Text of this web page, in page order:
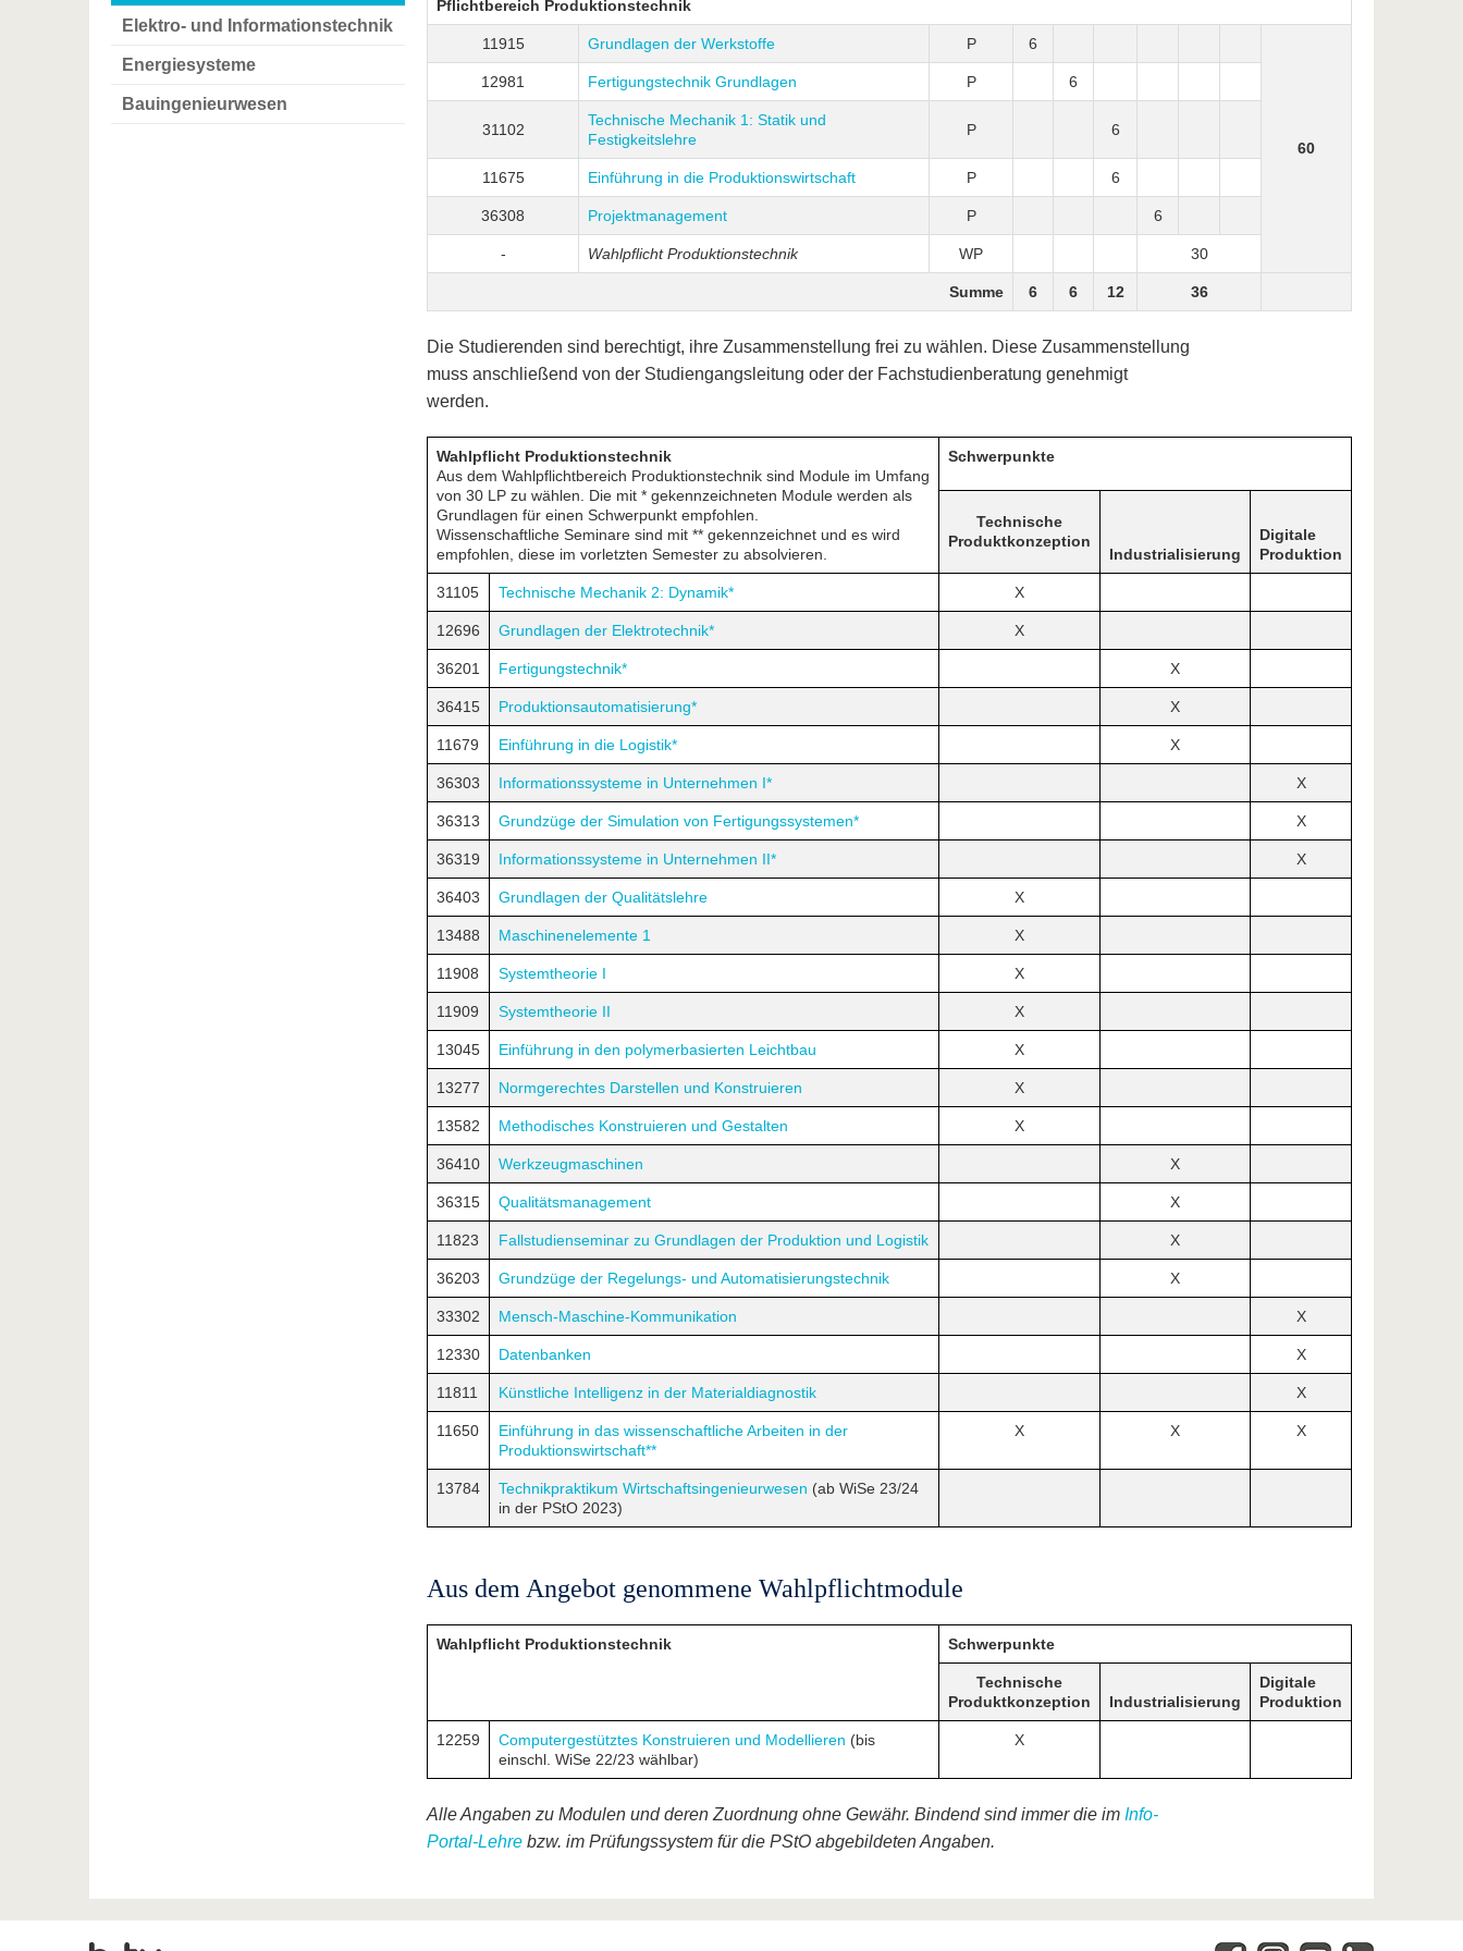
Elektro- und Informationstechnik
Energiesysteme
Bauingenieurwesen
Pflichtbereich Produktionstechnik
11915 Grundlagen der Werkstoffe P 6
60
12981 Fertigungstechnik Grundlagen P 6
31102
Technische Mechanik 1: Statik und
Festigkeitslehre
P 6
11675 Einführung in die Produktionswirtschaft P 6
36308 Projektmanagement P 6
- Wahlpflicht Produktionstechnik WP 30
Summe 6 6 12 36
Die Studierenden sind berechtigt, ihre Zusammenstellung frei zu wählen. Diese Zusammenstellung
muss anschließend von der Studiengangsleitung oder der Fachstudienberatung genehmigt
werden.
Wahlpflicht Produktionstechnik
Aus dem Wahlpflichtbereich Produktionstechnik sind Module im Umfang
von 30 LP zu wählen. Die mit * gekennzeichneten Module werden als
Grundlagen für einen Schwerpunkt empfohlen.
Wissenschaftliche Seminare sind mit ** gekennzeichnet und es wird
empfohlen, diese im vorletzten Semester zu absolvieren.
Schwerpunkte
Technische
Produktkonzeption
Industrialisierung
Digitale
Produktion
31105 Technische Mechanik 2: Dynamik* X
12696 Grundlagen der Elektrotechnik* X
36201 Fertigungstechnik* X
36415 Produktionsautomatisierung* X
11679 Einführung in die Logistik* X
36303 Informationssysteme in Unternehmen I* X
36313 Grundzüge der Simulation von Fertigungssystemen* X
36319 Informationssysteme in Unternehmen II* X
36403 Grundlagen der Qualitätslehre X
13488 Maschinenelemente 1 X
11908 Systemtheorie I X
11909 Systemtheorie II X
13045 Einführung in den polymerbasierten Leichtbau X
13277 Normgerechtes Darstellen und Konstruieren X
13582 Methodisches Konstruieren und Gestalten X
36410 Werkzeugmaschinen X
36315 Qualitätsmanagement X
11823 Fallstudienseminar zu Grundlagen der Produktion und Logistik X
36203 Grundzüge der Regelungs- und Automatisierungstechnik X
33302 Mensch-Maschine-Kommunikation X
12330 Datenbanken X
11811 Künstliche Intelligenz in der Materialdiagnostik X
11650
Einführung in das wissenschaftliche Arbeiten in der
Produktionswirtschaft**
X X X
13784 Technikpraktikum Wirtschaftsingenieurwesen (ab WiSe 23/24
in der PStO 2023)
Aus dem Angebot genommene Wahlpflichtmodule
Wahlpflicht Produktionstechnik Schwerpunkte
Technische
Produktkonzeption
Industrialisierung
Digitale
Produktion
12259 Computergestütztes Konstruieren und Modellieren (bis
einschl. WiSe 22/23 wählbar)
X
Alle Angaben zu Modulen und deren Zuordnung ohne Gewähr. Bindend sind immer die im Info-
Portal-Lehre bzw. im Prüfungssystem für die PStO abgebildeten Angaben.